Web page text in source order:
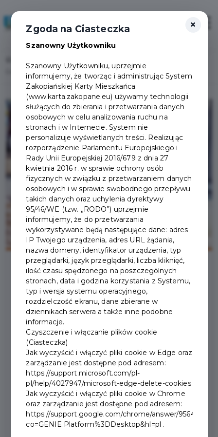
CiuCiu Cukier Artist Partnerem Zakopiańskiej Karty Mieszkańca!
2024-01-26
CIUCIU CUKIER ARTIST
PARTNEREM
ZAKOPIAŃSKIEJ KARTY
MIESZKAŃCA!
CiuCiu Cukier Artist ma przyjemność zaprosić Państwa do
Najmniejszej na Świecie Fabryki Cukierków. Nasze łakocie
produkujemy ręcznie na bazie technologii zaczerpniętej z
×
Zgoda na Ciasteczka
Szanowny Użytkowniku
Szanowny Użytkowniku, uprzejmie
informujemy, że tworząc i administrując System
Zakopiańskiej Karty Mieszkańca
(www.karta.zakopane.eu) używamy technologii
służących do zbierania i przetwarzania danych
osobowych w celu analizowania ruchu na
stronach i w Internecie. System nie
personalizuje wyświetlanych treści. Realizując
rozporządzenie Parlamentu Europejskiego i
Rady Unii Europejskiej 2016/679 z dnia 27
kwietnia 2016 r. w sprawie ochrony osób
fizycznych w związku z przetwarzaniem danych
osobowych i w sprawie swobodnego przepływu
takich danych oraz uchylenia dyrektywy
95/46/WE (tzw. „RODO”) uprzejmie
informujemy, że do przetwarzania
wykorzystywane będą następujące dane: adres
IP Twojego urządzenia, adres URL żądania,
nazwa domeny, identyfikator urządzenia, typ
przeglądarki, język przeglądarki, liczba kliknięć,
ilość czasu spędzonego na poszczególnych
stronach, data i godzina korzystania z Systemu,
typ i wersja systemu operacyjnego,
rozdzielczość ekranu, dane zbierane w
dziennikach serwera a także inne podobne
informacje.
Czyszczenie i włączanie plików cookie
(Ciasteczka)
Jak wyczyścić i włączyć pliki cookie w Edge oraz
zarządzanie jest dostępne pod adresem:
https://support.microsoft.com/pl-
pl/help/4027947/microsoft-edge-delete-cookies
Jak wyczyścić i włączyć pliki cookie w Chrome
oraz zarządzanie jest dostępne pod adresem:
https://support.google.com/chrome/answer/95647?
co=GENIE.Platform%3DDesktop&hl=pl .